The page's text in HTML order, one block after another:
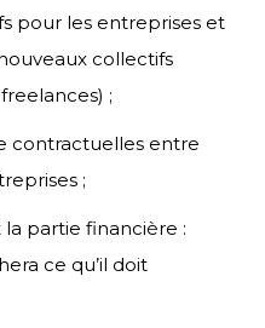
pour les entreprises et
collectifs
;
contractuelles entre
;
partie financière :
ce qu’il doit